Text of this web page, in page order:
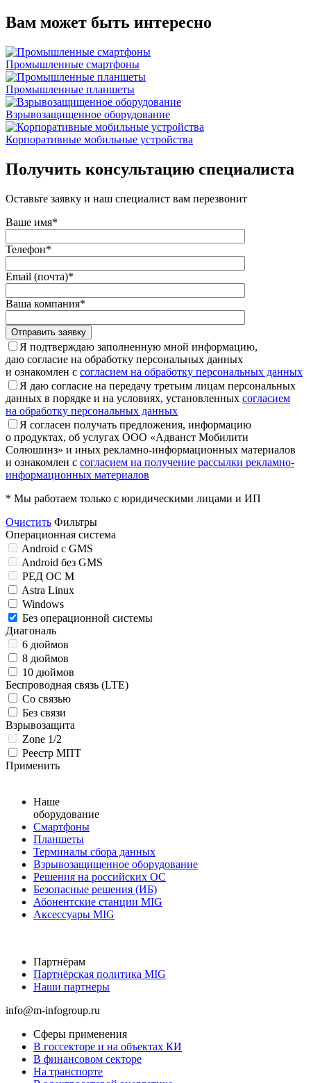
Вам может быть интересно
Промышленные смартфоны
Промышленные планшеты
Взрывозащищенное оборудование
Корпоративные мобильные устройства
Получить консультацию специалиста
Оставьте заявку и наш специалист вам перезвонит
Ваше имя*
Телефон*
Email (почта)*
Ваша компания*
Отправить заявку
Я подтверждаю заполненную мной информацию,
даю согласие на обработку персональных данных
и ознакомлен с согласием на обработку персональных данных
Я даю согласие на передачу третьим лицам персональных
данных в порядке и на условиях, установленных согласием
на обработку персональных данных
Я согласен получать предложения, информацию
о продуктах, об услугах ООО «Адванст Мобилити
Солюшинз» и иных рекламно-информационных материалов
и ознакомлен с согласием на получение рассылки рекламно-
информационных материалов
* Мы работаем только с юридическими лицами и ИП
Очистить Фильтры
Операционная система
Android с GMS
Android без GMS
РЕД ОС М
Astra Linux
Windows
Без операционной системы
Диагональ
6 дюймов
8 дюймов
10 дюймов
Беспроводная связь (LTE)
Со связью
Без связи
Взрывозащита
Zone 1/2
Реестр МПТ
Применить
Наше
оборудование
Смартфоны
Планшеты
Терминалы сбора данных
Взрывозащищенное оборудование
Решения на российских ОС
Безопасные решения (ИБ)
Абонентские станции MIG
Аксессуары MIG
Партнёрам
Партнёрская политика MIG
Наши партнеры
info@m-infogroup.ru
Сферы применения
В госсекторе и на объектах КИ
В финансовом секторе
На транспорте